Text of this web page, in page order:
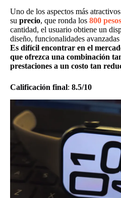
Uno de los aspectos más
su precio, que ronda los 800
cantidad, el usuario obtiene un
diseño, funcionalidades
Es difícil encontrar en el
que ofrezca una combinación
prestaciones a un costo tan
Calificación final: 8.5/10